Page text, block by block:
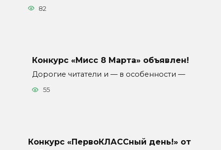
82
Конкурс «Мисс 8 Марта» объявлен!
Дорогие читатели и — в особенности —
55
Конкурс «ПервоКЛАССный день!» от